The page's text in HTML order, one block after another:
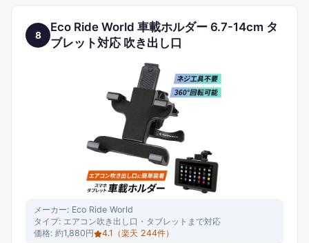
8
Eco Ride World 車載ホルダー 6.7-14cm タ
ブレット対応 吹き出し口
メーカー: Eco Ride World
タイプ: エアコン吹き出し口・タブレットまで対応
価格: 約1,880円 4.1 （楽天 244件）